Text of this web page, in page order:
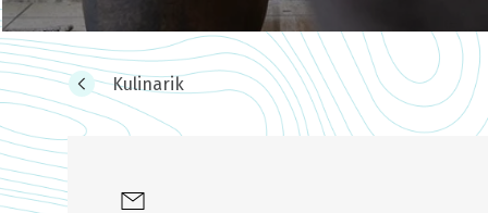
Kulinarik